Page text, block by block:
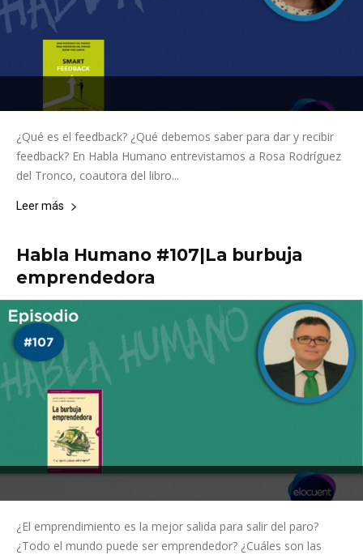
¿Qué es el feedback? ¿Qué debemos saber para dar y recibir
feedback? En Habla Humano entrevistamos a Rosa Rodríguez
del Tronco, coautora del libro...
Leer más
Habla Humano #107|La burbuja
emprendedora
¿El emprendimiento es la mejor salida para salir del paro?
¿Todo el mundo puede ser emprendedor? ¿Cuáles son las